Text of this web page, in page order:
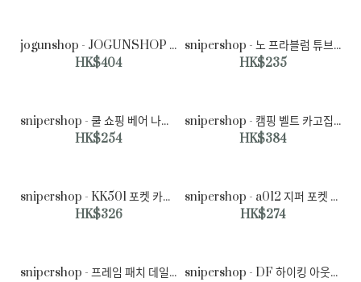
jogunshop - JOGUNSHOP - 텔리커 코튼 카고 조거 팬츠S~2XL(28~36)♡韓國男裝褲子
HK$404
snipershop - 노 프라블럼 튜브 오버핏 반팔티♡韓國男裝上衣
HK$235
snipershop - 쿨 쇼핑 베어 나염 오버핏 반팔티♡韓國男裝上衣
HK$254
snipershop - 캠핑 벨트 카고집업 반바지♡韓國男裝褲子
HK$384
snipershop - KK501 포켓 카고 조거팬츠♡韓國男裝褲子
HK$326
snipershop - a012 지퍼 포켓 와이드 팬츠♡韓國男裝褲子
HK$274
snipershop - 프레임 패치 데일리 청 반바지♡韓國男裝褲子
snipershop - DF 하이킹 아웃도어 팬츠♡韓國男裝褲子